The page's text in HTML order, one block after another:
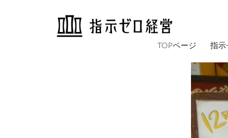
TOPページ 指示